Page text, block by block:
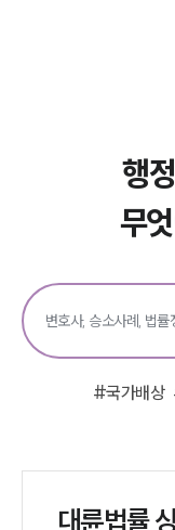
행
무
#국가배상
대륜법률